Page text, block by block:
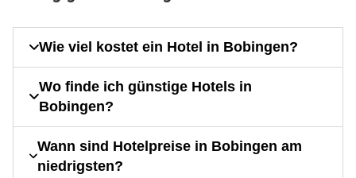
Wie viel kostet ein Hotel in Bobingen?
Wo finde ich günstige Hotels in
Bobingen?
Wann sind Hotelpreise in Bobingen am
niedrigsten?